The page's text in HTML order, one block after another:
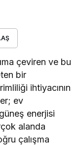
çeviren ve bu
bir
ihtiyacının
ev
enerjisi
alanda
çalışma